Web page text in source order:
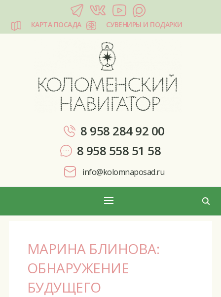
КАРТА ПОСАДА СУВЕНИРЫ И ПОДАРКИ
8 958 284 92 00
8 958 558 51 58
info@kolomnaposad.ru
МАРИНА БЛИНОВА:
ОБНАРУЖЕНИЕ
БУДУЩЕГО